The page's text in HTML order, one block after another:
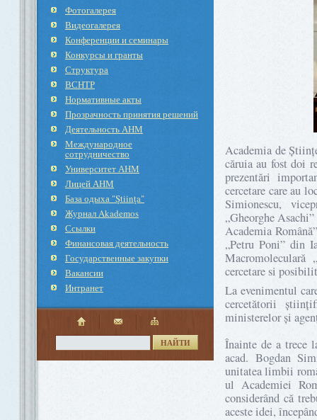
Фотогалерея
Видеогалерея
Конференции и семинары
Конкурсы и гранты
Структура
ВСНТР
Нормативные акты
Прозрачность принятия решений
Деятельность АНМ
Международное
cотрудничество
Университет АНМ
Лицей АНМ
База одыха "Ştiinţa"
Журнал Akademos
Ссылки
Финансовая деятельность
Государственные закупки
Вакансии
Интранет
НАЙТИ
Academia de
căruia au fost doi
prezentări
cercetare care au
Simionescu,
„Gheorghe
Academia
„Petru Poni” din
Macromoleculară
cercetare si
La evenimentul
cercetătorii
ministerelor și
Înainte de a trece
acad. Bogdan
unitatea limbii
ul Academiei
considerând că
aceste idei,